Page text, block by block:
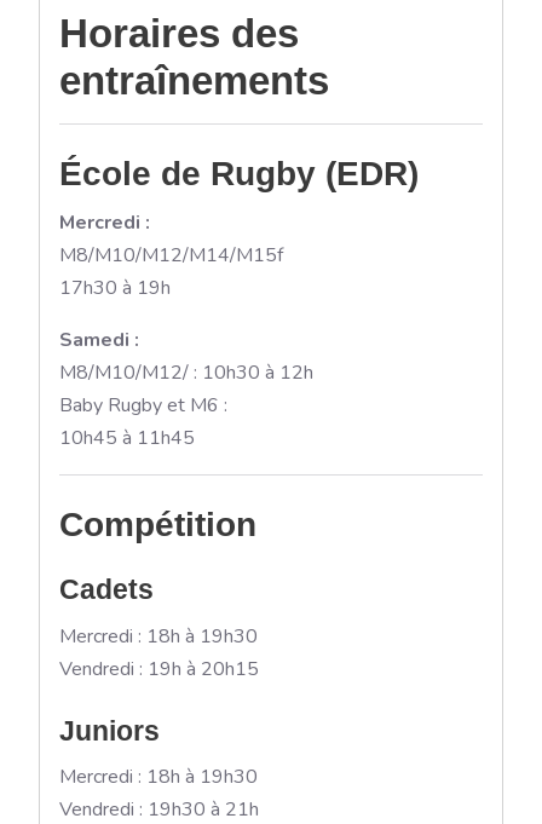
Horaires des
entraînements
École de Rugby (EDR)
Mercredi :
M8/M10/M12/M14/M15f
17h30 à 19h
Samedi :
M8/M10/M12/ : 10h30 à 12h
Baby Rugby et M6 :
10h45 à 11h45
Compétition
Cadets
Mercredi : 18h à 19h30
Vendredi : 19h à 20h15
Juniors
Mercredi : 18h à 19h30
Vendredi : 19h30 à 21h